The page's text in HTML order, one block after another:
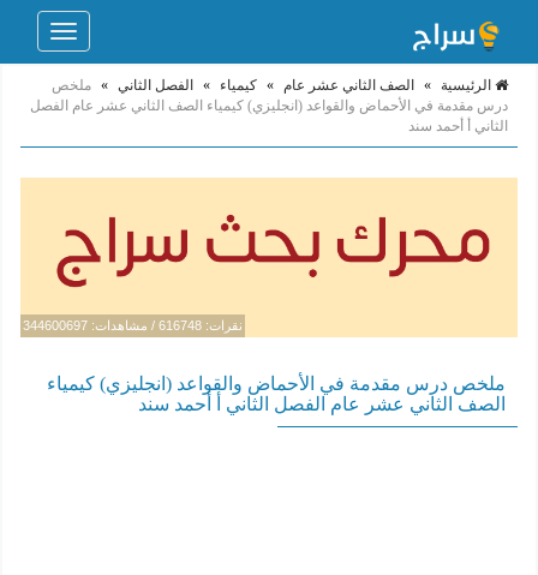
Toggle
الرئيسية » الصف الثاني عشر عام » كيمياء » الفصل الثاني » ملخص
درس مقدمة في الأحماض والقواعد (انجليزي) كيمياء الصف الثاني عشر عام الفصل
الثاني أ أحمد سند
نقرات: 616748 / مشاهدات: 344600697
ملخص درس مقدمة في الأحماض والقواعد (انجليزي) كيمياء
الصف الثاني عشر عام الفصل الثاني أ أحمد سند